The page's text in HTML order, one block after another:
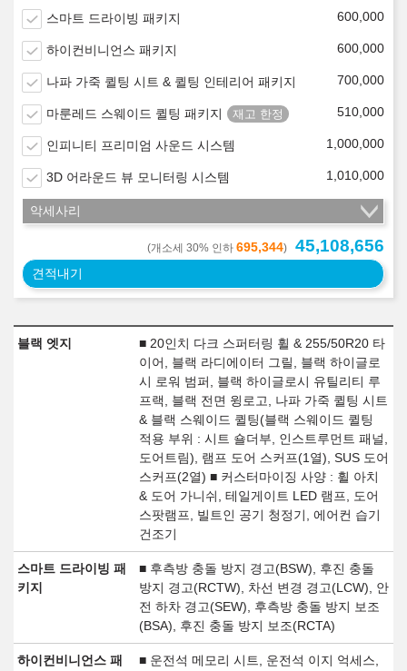
스마트 드라이빙 패키지 600,000
하이컨비니언스 패키지 600,000
나파 가죽 퀼팅 시트 & 퀼팅 인테리어 패키지 700,000
마룬레드 스웨이드 퀼팅 패키지 510,000
인피니티 프리미엄 사운드 시스템 1,000,000
3D 어라운드 뷰 모니터링 시스템 1,010,000
악세사리
(개소세 30% 인하 695,344) 45,108,656
견적내기
블랙 엣지
■ 20인치 다크 스퍼터링 휠 & 255/50R20 타
이어, 블랙 라디에이터 그릴, 블랙 하이글로
시 로워 범퍼, 블랙 하이글로시 유틸리티 루
프랙, 블랙 전면 윙로고, 나파 가죽 퀼팅 시트
& 블랙 스웨이드 퀼팅(블랙 스웨이드 퀼팅
적용 부위 : 시트 숄더부, 인스트루먼트 패널,
도어트림), 램프 도어 스커프(1열), SUS 도어
스커프(2열) ■ 커스터마이징 사양 : 휠 아치
& 도어 가니쉬, 테일게이트 LED 램프, 도어
스팟램프, 빌트인 공기 청정기, 에어컨 습기
건조기
스마트 드라이빙 패
키지
■ 후측방 충돌 방지 경고(BSW), 후진 충돌
방지 경고(RCTW), 차선 변경 경고(LCW), 안
전 하차 경고(SEW), 후측방 충돌 방지 보조
(BSA), 후진 충돌 방지 보조(RCTA)
하이컨비니언스 패
■ 운전석 메모리 시트, 운전석 이지 억세스,